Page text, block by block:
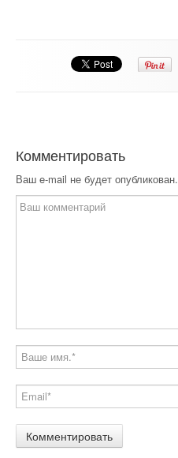
Комментировать
Ваш e-mail не будет опубликован.